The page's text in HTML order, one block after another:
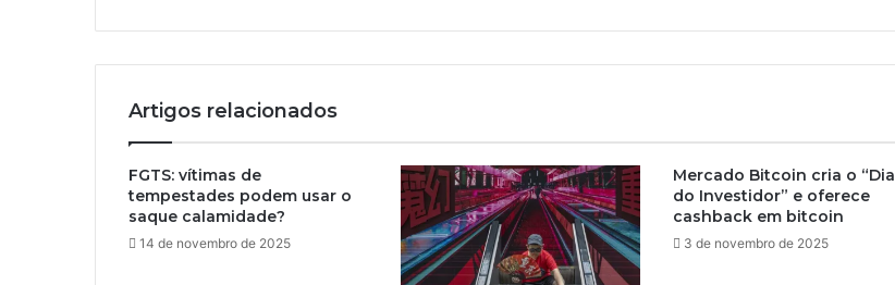
Artigos relacionados
FGTS: vítimas de
tempestades podem usar o
saque calamidade?
14 de novembro de 2025
Mercado Bitcoin cria o “Dia
do Investidor” e oferece
cashback em bitcoin
3 de novembro de 2025